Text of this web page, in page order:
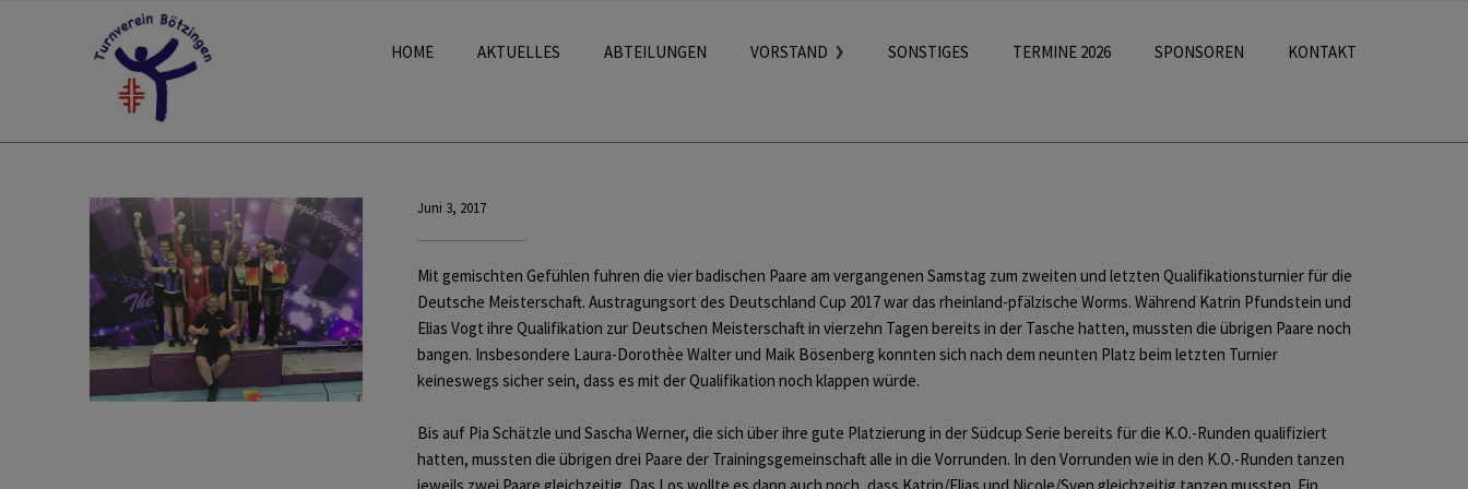
HOME AKTUELLES ABTEILUNGEN VORSTAND SONSTIGES TERMINE 2026 SPONSOREN KONTAKT
Juni 3, 2017
Mit gemischten Gefühlen fuhren die vier badischen Paare am vergangenen Samstag zum zweiten und letzten Qualifikationsturnier für die
Deutsche Meisterschaft. Austragungsort des Deutschland Cup 2017 war das rheinland-pfälzische Worms. Während Katrin Pfundstein und
Elias Vogt ihre Qualifikation zur Deutschen Meisterschaft in vierzehn Tagen bereits in der Tasche hatten, mussten die übrigen Paare noch
bangen. Insbesondere Laura-Dorothèe Walter und Maik Bösenberg konnten sich nach dem neunten Platz beim letzten Turnier
keineswegs sicher sein, dass es mit der Qualifikation noch klappen würde.
Bis auf Pia Schätzle und Sascha Werner, die sich über ihre gute Platzierung in der Südcup Serie bereits für die K.O.-Runden qualifiziert
hatten, mussten die übrigen drei Paare der Trainingsgemeinschaft alle in die Vorrunden. In den Vorrunden wie in den K.O.-Runden tanzen
jeweils zwei Paare gleichzeitig. Das Los wollte es dann auch noch, dass Katrin/Elias und Nicole/Sven gleichzeitig tanzen mussten. Ein